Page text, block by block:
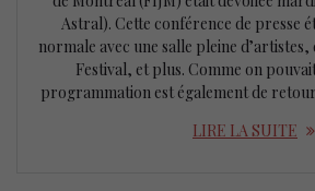
Astral). Cette conférence de presse
normale avec une salle pleine d’artistes,
Festival, et plus. Comme on
programmation est également de
LIRE LA SUITE